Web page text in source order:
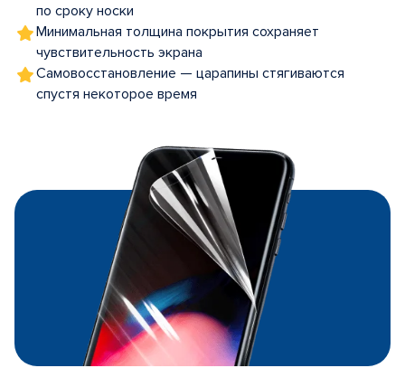
по сроку носки
Минимальная толщина покрытия сохраняет
чувствительность экрана
Самовосстановление — царапины стягиваются
спустя некоторое время